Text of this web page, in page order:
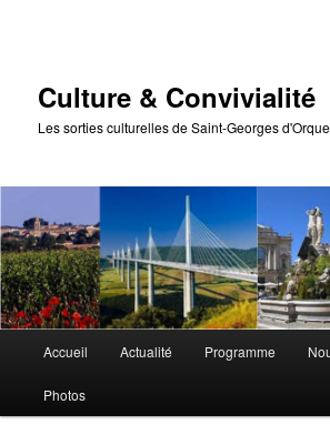
Culture & Convivialité
Les sorties culturelles de Saint-Georges
principal
Accueil Actualité Programme
Photos